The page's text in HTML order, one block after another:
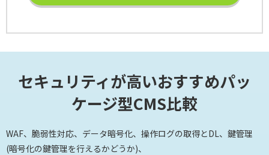
セキュリティが高いおすすめパッ
ケージ型CMS比較
WAF、脆弱性対応、データ暗号化、操作ログの取得とDL、鍵管理
(暗号化の鍵管理を行えるかどうか)、